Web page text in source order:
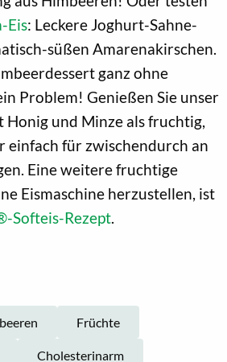
Eis: Leckere Joghurt-Sahne-
süßen Amarenakirschen.
ganz ohne
Problem! Genießen Sie unser
Honig und Minze als fruchtig,
einfach für zwischendurch an
Eine weitere fruchtige
Eismaschine herzustellen, ist
Softeis-Rezept.
Früchte
Cholesterinarm